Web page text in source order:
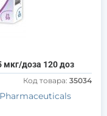
мкг/доза 120 доз
Код товара: 35034